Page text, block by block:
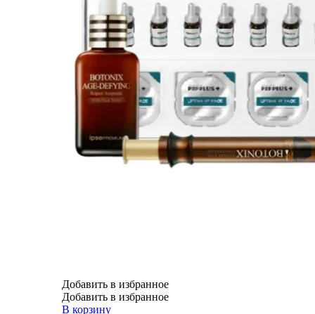
Добавить в избранное
Добавить в избранное
В корзину